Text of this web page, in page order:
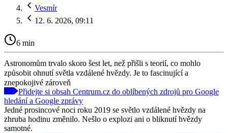
Vesmír
12. 6. 2026, 09:11
6 min
Astronomům trvalo skoro šest let, než přišli s teorií, co mohlo
způsobit ohnutí světla vzdálené hvězdy. Je to fascinující a
znepokojivé zároveň
Přidejte si obsah Centrum.cz do oblíbených zdrojů pro Google
hledání a Google zprávy
Jedné prosincové noci roku 2019 se světlo vzdálené hvězdy na
zhruba hodinu změnilo. Nešlo o explozi ani o bliknutí hvězdy
samotné.